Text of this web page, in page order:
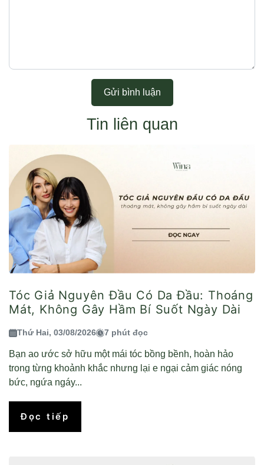
Gửi bình luận
Tin liên quan
Tóc Giả Nguyên Đầu Có Da Đầu: Thoáng
Mát, Không Gây Hầm Bí Suốt Ngày Dài
Thứ Hai, 03/08/2026 7 phút đọc
Bạn ao ước sở hữu một mái tóc bồng bềnh, hoàn hảo
trong từng khoảnh khắc nhưng lại e ngại cảm giác nóng
bức, ngứa ngáy...
Đọc tiếp